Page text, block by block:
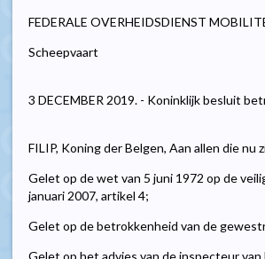
FEDERALE OVERHEIDSDIENST
Scheepvaart
3 DECEMBER 2019. - Koninklijk besluit
FILIP, Koning der Belgen, Aan allen die nu
Gelet op de wet van 5 juni 1972 op de
januari 2007, artikel 4;
Gelet op de betrokkenheid van de